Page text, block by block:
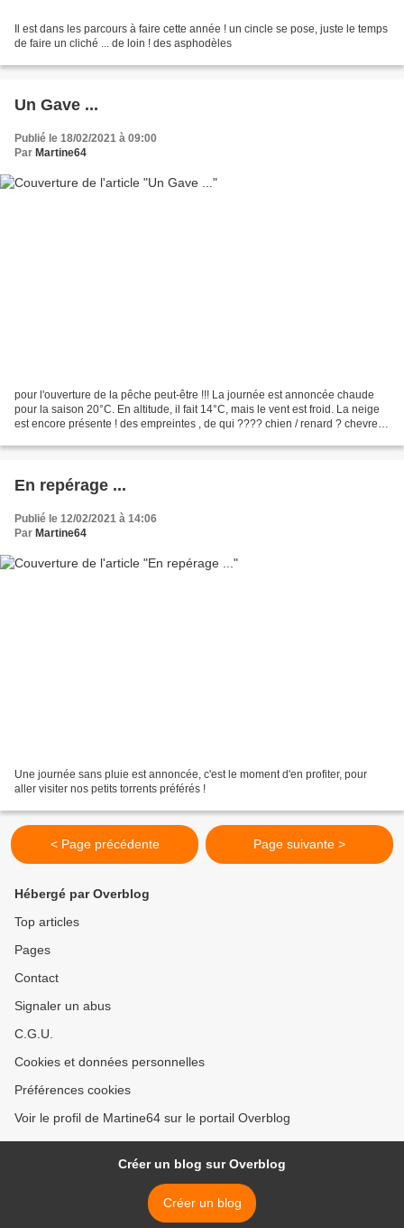
Il est dans les parcours à faire cette année ! un cincle se pose, juste le temps
de faire un cliché ... de loin ! des asphodèles
Un Gave ...
Publié le 18/02/2021 à 09:00
Par Martine64
pour l'ouverture de la pêche peut-être !!! La journée est annoncée chaude
pour la saison 20°C. En altitude, il fait 14°C, mais le vent est froid. La neige
est encore présente ! des empreintes , de qui ???? chien / renard ? chevreuil
En repérage ...
Publié le 12/02/2021 à 14:06
Par Martine64
Une journée sans pluie est annoncée, c'est le moment d'en profiter, pour
aller visiter nos petits torrents préférés !
< Page précédente Page suivante >
Hébergé par Overblog
Top articles
Pages
Contact
Signaler un abus
C.G.U.
Cookies et données personnelles
Préférences cookies
Voir le profil de Martine64 sur le portail Overblog
Créer un blog sur Overblog
Créer un blog